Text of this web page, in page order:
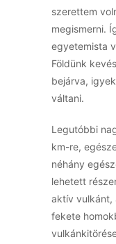
szerettem
megismerni.
egyetemista
Földünk
bejárva,
váltani.
Legutóbbi
km-re,
néhány
lehetett
aktív vulkánt,
fekete